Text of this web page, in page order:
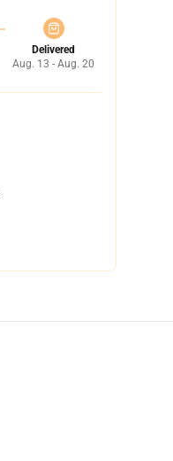
Delivered
Aug. 13 - Aug. 20